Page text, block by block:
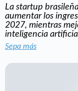
La startup
aumentar los
2027, mientras
inteligencia
Sepa más